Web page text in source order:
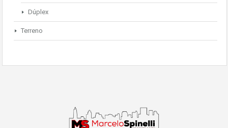
Dúplex
Terreno